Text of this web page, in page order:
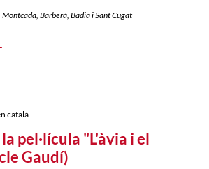
Barberà, Badia i Sant Cugat
català
pel·lícula "L'àvia i el
Gaudí)